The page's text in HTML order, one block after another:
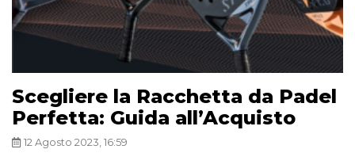
Scegliere la Racchetta da Padel
Perfetta: Guida all’Acquisto
12 Agosto 2023, 16:59